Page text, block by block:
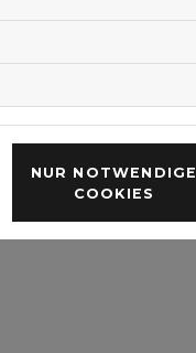
NUR NOTWENDIGE
COOKIES